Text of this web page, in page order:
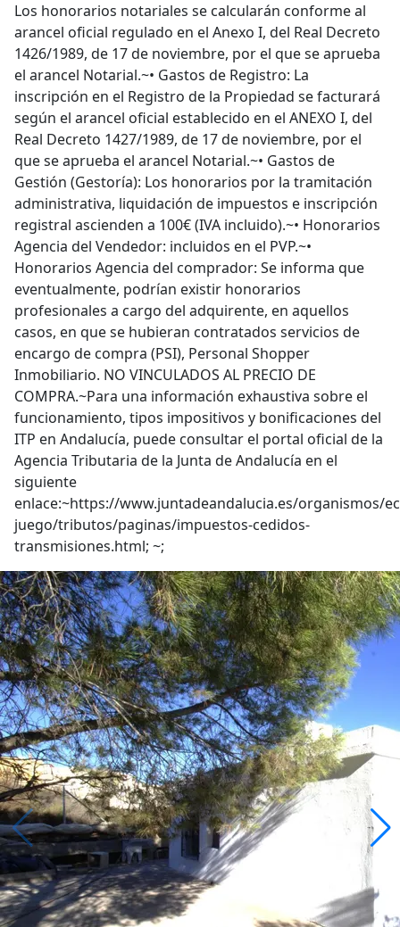
Los honorarios notariales se calcularán conforme al
arancel oficial regulado en el Anexo I, del Real Decreto
1426/1989, de 17 de noviembre, por el que se aprueba
el arancel Notarial.~• Gastos de Registro: La
inscripción en el Registro de la Propiedad se facturará
según el arancel oficial establecido en el ANEXO I, del
Real Decreto 1427/1989, de 17 de noviembre, por el
que se aprueba el arancel Notarial.~• Gastos de
Gestión (Gestoría): Los honorarios por la tramitación
administrativa, liquidación de impuestos e inscripción
registral ascienden a 100€ (IVA incluido).~• Honorarios
Agencia del Vendedor: incluidos en el PVP.~•
Honorarios Agencia del comprador: Se informa que
eventualmente, podrían existir honorarios
profesionales a cargo del adquirente, en aquellos
casos, en que se hubieran contratados servicios de
encargo de compra (PSI), Personal Shopper
Inmobiliario. NO VINCULADOS AL PRECIO DE
COMPRA.~Para una información exhaustiva sobre el
funcionamiento, tipos impositivos y bonificaciones del
ITP en Andalucía, puede consultar el portal oficial de la
Agencia Tributaria de la Junta de Andalucía en el
siguiente
enlace:~https://www.juntadeandalucia.es/organismos/
juego/tributos/paginas/impuestos-cedidos-
transmisiones.html; ~;